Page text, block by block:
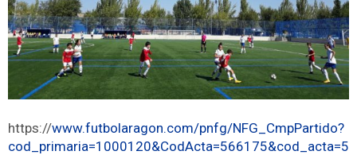
https://www.futbolaragon.com/pnfg/NFG_CmpPartido?
cod_primaria=1000120&CodActa=566175&cod_acta=5